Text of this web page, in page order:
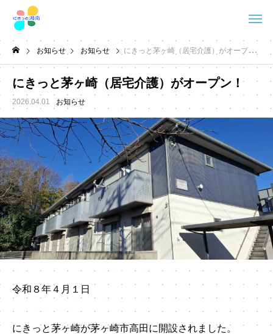
お知らせ お知らせ にきっと茅ヶ崎（居宅介護）がオープン！
にきっと茅ヶ崎（居宅介護）がオープン！
2026.04.01 お知らせ
令和８年４月１日
にきっと茅ヶ崎が茅ヶ崎市高田に開設されました。